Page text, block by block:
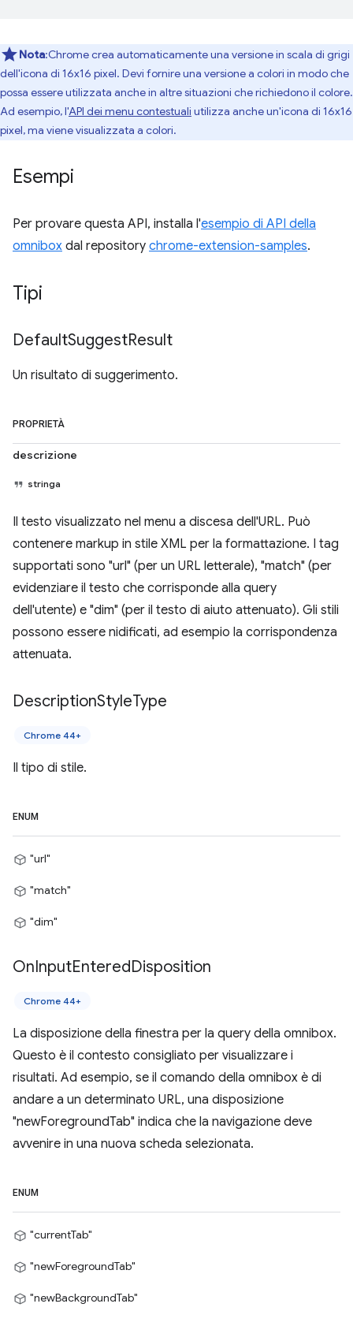
Nota:Chrome crea automaticamente una versione in scala di grigi
dell'icona di 16x16 pixel. Devi fornire una versione a colori in modo che
possa essere utilizzata anche in altre situazioni che richiedono il colore.
Ad esempio, l'API dei menu contestuali utilizza anche un'icona di 16x16
pixel, ma viene visualizzata a colori.
Esempi
Per provare questa API, installa l'esempio di API della
omnibox dal repository chrome-extension-samples.
Tipi
DefaultSuggestResult
Un risultato di suggerimento.
PROPRIETÀ
descrizione
stringa
Il testo visualizzato nel menu a discesa dell'URL. Può
contenere markup in stile XML per la formattazione. I tag
supportati sono "url" (per un URL letterale), "match" (per
evidenziare il testo che corrisponde alla query
dell'utente) e "dim" (per il testo di aiuto attenuato). Gli stili
possono essere nidificati, ad esempio la corrispondenza
attenuata.
DescriptionStyleType
Chrome 44+
Il tipo di stile.
ENUM
"url"
"match"
"dim"
OnInputEnteredDisposition
Chrome 44+
La disposizione della finestra per la query della omnibox.
Questo è il contesto consigliato per visualizzare i
risultati. Ad esempio, se il comando della omnibox è di
andare a un determinato URL, una disposizione
"newForegroundTab" indica che la navigazione deve
avvenire in una nuova scheda selezionata.
ENUM
"currentTab"
"newForegroundTab"
"newBackgroundTab"